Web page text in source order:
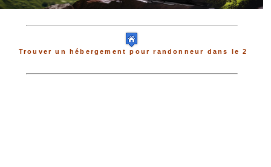
Trouver un hébergement pour randonneur dans le 2